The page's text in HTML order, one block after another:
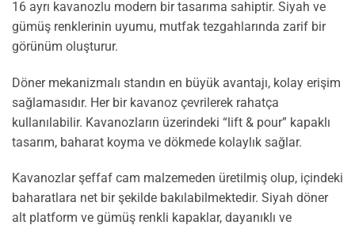
16 ayrı kavanozlu modern bir tasarıma sahiptir. Siyah ve
gümüş renklerinin uyumu, mutfak tezgahlarında zarif bir
görünüm oluşturur.
Döner mekanizmalı standın en büyük avantajı, kolay erişim
sağlamasıdır. Her bir kavanoz çevrilerek rahatça
kullanılabilir. Kavanozların üzerindeki “lift & pour” kapaklı
tasarım, baharat koyma ve dökmede kolaylık sağlar.
Kavanozlar şeffaf cam malzemeden üretilmiş olup, içindeki
baharatlara net bir şekilde bakılabilmektedir. Siyah döner
alt platform ve gümüş renkli kapaklar, dayanıklı ve